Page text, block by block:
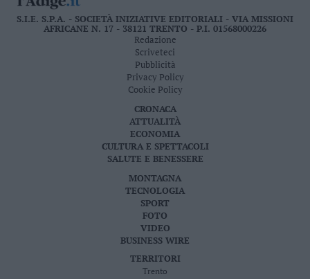
S.I.E. S.P.A. - SOCIETÀ INIZIATIVE EDITORIALI - VIA MISSIONI
AFRICANE N. 17 - 38121 TRENTO - P.I. 01568000226
Redazione
Scriveteci
Pubblicità
Privacy Policy
Cookie Policy
CRONACA
ATTUALITÀ
ECONOMIA
CULTURA E SPETTACOLI
SALUTE E BENESSERE
MONTAGNA
TECNOLOGIA
SPORT
FOTO
VIDEO
BUSINESS WIRE
TERRITORI
Trento